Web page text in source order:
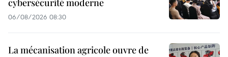
cybersécurité moderne
06/08/2026 08:30
La mécanisation agricole ouvre de